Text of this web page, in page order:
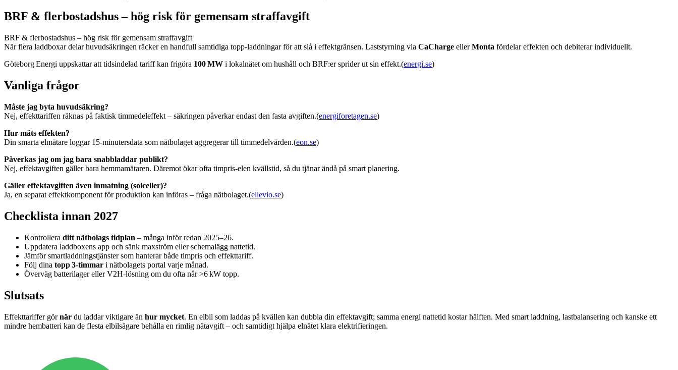
BRF & flerbostadshus – hög risk för gemensam straffavgift
BRF & flerbostadshus – hög risk för gemensam straffavgift
När flera laddboxar delar huvud­säkringen räcker en handfull samtidiga topp‑laddningar för att slå i effektgränsen. Laststyrning via CaCharge ellerMonta fördelar effekten och debiterar individuellt.
Göteborg Energi uppskattar att tidsindelad tariff kan frigöra 100 MW i lokalnätet om hushåll och BRF:er sprider ut sin effekt.(energi.se)
Vanliga frågor
Måste jag byta huvudsäkring?
Nej, effekttariffen räknas på faktisk timmedeleffekt – säkringen påverkar endast den fasta avgiften.(energiforetagen.se)
Hur mäts effekten?
Din smarta elmätare loggar 15‑minutersdata som nätbolaget aggregerar till timmedelvärden.(eon.se)
Påverkas jag om jag bara snabbladdar publikt?
Nej, effektavgiften gäller bara hemmamätaren. Däremot ökar ofta timpris‑elen kvällstid, så du tjänar ändå på smart planering.
Gäller effektavgiften även inmatning (solceller)?
Ja, en separat effektkomponent för produktion kan införas – fråga nätbolaget.(ellevio.se)
Checklista innan 2027
Kontrollera ditt nätbolags tidplan – många inför redan 2025–26.
Uppdatera laddboxens app och sänk maxström eller schemalägg nattetid.
Jämför smartladdningstjänster som hanterar både timpris och effekttariff.
Följ dina topp 3‑timmar i nätbolagets portal varje månad.
Överväg batterilager eller V2H‑lösning om du ofta når >6 kW topp.
Slutsats
Effekttariffer görnär du laddar viktigare än hur mycket. En elbil som laddas på kvällen kan dubbla din effektavgift; samma energi nattetid kostar hälften. Med smart laddning, lastbalansering och kanske ett
mindre hembatteri kan de flesta elbilsägare behålla en rimlig nätavgift – och samtidigt hjälpa elnätet klara elektrifieringen.